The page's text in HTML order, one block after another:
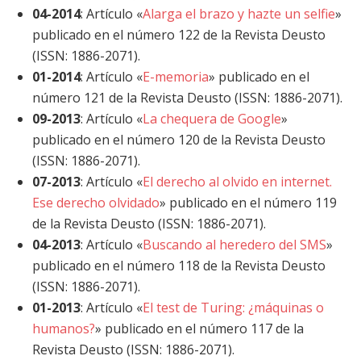
04-2014: Artículo «Alarga el brazo y hazte un selfie»
publicado en el número 122 de la Revista Deusto
(ISSN: 1886-2071).
01-2014: Artículo «E-memoria» publicado en el
número 121 de la Revista Deusto (ISSN: 1886-2071).
09-2013: Artículo «La chequera de Google»
publicado en el número 120 de la Revista Deusto
(ISSN: 1886-2071).
07-2013: Artículo «El derecho al olvido en internet.
Ese derecho olvidado» publicado en el número 119
de la Revista Deusto (ISSN: 1886-2071).
04-2013: Artículo «Buscando al heredero del SMS»
publicado en el número 118 de la Revista Deusto
(ISSN: 1886-2071).
01-2013: Artículo «El test de Turing: ¿máquinas o
humanos?» publicado en el número 117 de la
Revista Deusto (ISSN: 1886-2071).